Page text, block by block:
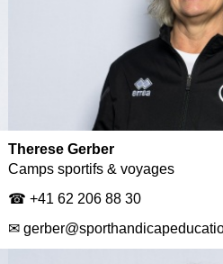
Therese Gerber
Camps sportifs & voyages
☎ +41 62 206 88 30
✉